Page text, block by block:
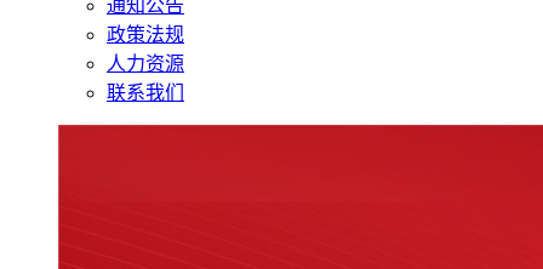
通知公告
政策法规
人力资源
联系我们